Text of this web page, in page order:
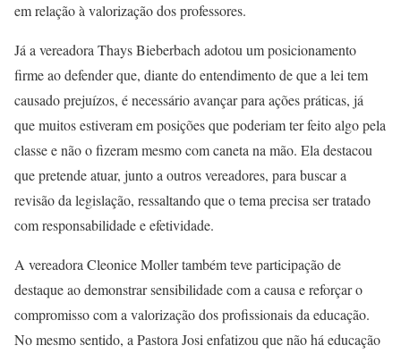
em relação à valorização dos professores.
Já a vereadora Thays Bieberbach adotou um posicionamento
firme ao defender que, diante do entendimento de que a lei tem
causado prejuízos, é necessário avançar para ações práticas, já
que muitos estiveram em posições que poderiam ter feito algo pela
classe e não o fizeram mesmo com caneta na mão. Ela destacou
que pretende atuar, junto a outros vereadores, para buscar a
revisão da legislação, ressaltando que o tema precisa ser tratado
com responsabilidade e efetividade.
A vereadora Cleonice Moller também teve participação de
destaque ao demonstrar sensibilidade com a causa e reforçar o
compromisso com a valorização dos profissionais da educação.
No mesmo sentido, a Pastora Josi enfatizou que não há educação